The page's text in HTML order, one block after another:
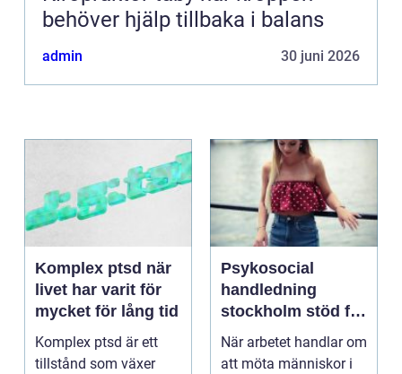
behöver hjälp tillbaka i balans
admin 30 juni 2026
Komplex ptsd när
livet har varit för
mycket för lång tid
Komplex ptsd är ett
tillstånd som växer
Psykosocial
handledning
stockholm stöd för
hållbart arbete
med människor
När arbetet handlar om
att möta människor i